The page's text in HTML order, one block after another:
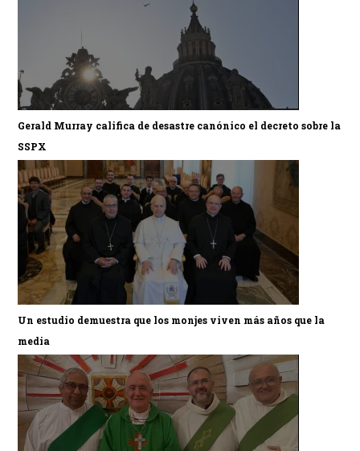
Gerald Murray califica de desastre canónico el decreto sobre la
SSPX
Un estudio demuestra que los monjes viven más años que la
media